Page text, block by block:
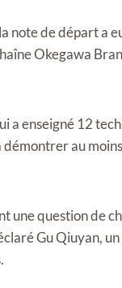
de départ a
Okegawa
a enseigné 12
au
une question de
Gu Qiuyan,